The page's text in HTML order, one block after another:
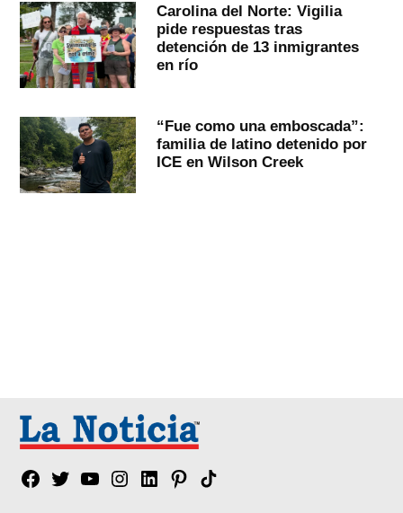
Carolina del Norte: Vigilia
pide respuestas tras
detención de 13 inmigrantes
en río
“Fue como una emboscada”:
familia de latino detenido por
ICE en Wilson Creek
Facebook
TwitterYouTubeInstagram
LinkedinPinterest
Tik